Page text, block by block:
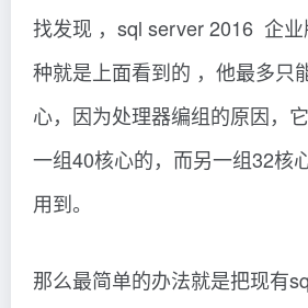
找发现 ，sql server 2016 企
种就是上面看到的 ，他最多只
心，因为处理器编组的原因，
一组40核心的，而另一组32核
用到。
那么最简单的办法就是把现有